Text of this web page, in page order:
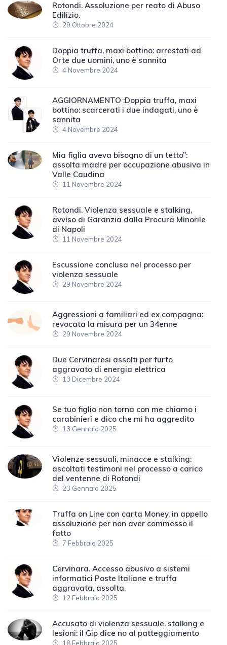
Rotondi. Assoluzione per reato di Abuso
Edilizio.
29 Ottobre 2024
Doppia truffa, maxi bottino: arrestati ad
Orte due uomini, uno è sannita
4 Novembre 2024
AGGIORNAMENTO :Doppia truffa, maxi
bottino: scarcerati i due indagati, uno è
sannita
4 Novembre 2024
Mia figlia aveva bisogno di un tetto”:
assolta madre per occupazione abusiva in
Valle Caudina
11 Novembre 2024
Rotondi. Violenza sessuale e stalking,
avviso di Garanzia dalla Procura Minorile
di Napoli
11 Novembre 2024
Escussione conclusa nel processo per
violenza sessuale
29 Novembre 2024
Aggressioni a familiari ed ex compagna:
revocata la misura per un 34enne
29 Novembre 2024
Due Cervinaresi assolti per furto
aggravato di energia elettrica
13 Dicembre 2024
Se tuo figlio non torna con me chiamo i
carabinieri e dico che mi ha aggredito
13 Gennaio 2025
Violenze sessuali, minacce e stalking:
ascoltati testimoni nel processo a carico
del ventenne di Rotondi
23 Gennaio 2025
Truffa on Line con carta Money, in appello
assoluzione per non aver commesso il
fatto
7 Febbraio 2025
Cervinara. Accesso abusivo a sistemi
informatici Poste Italiane e truffa
aggravata, assolta.
12 Febbraio 2025
Accusato di violenza sessuale, stalking e
lesioni: il Gip dice no al patteggiamento
18 Febbraio 2025